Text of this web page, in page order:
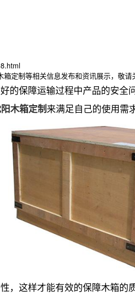
定制等相关信息发布和资讯展示，敬请
障运输过程中产品的安全
木箱定制来满足自己的使用需
，这样才能有效的保障木箱